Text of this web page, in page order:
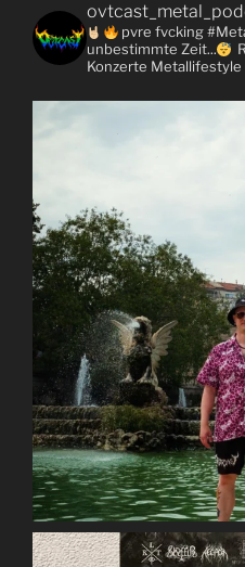
pvre fvcking
unbestimmte Zeit...
Konzerte Metallifestyle